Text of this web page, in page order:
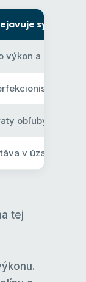
syndróm
výkon a
ktorý
obľuby a
v úzadí a
tej